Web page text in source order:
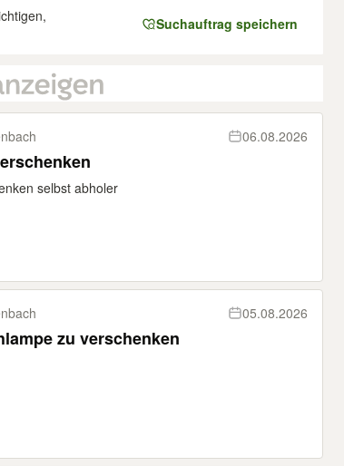
Suchauftrag speichern
06.08.2026
selbst abholer
05.08.2026
zu verschenken